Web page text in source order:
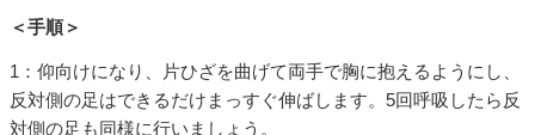
＜手順＞
1：仰向けになり、片ひざを曲げて両手で胸に抱えるようにし、
反対側の足はできるだけまっすぐ伸ばします。5回呼吸したら反
対側の足も同様に行いましょう。